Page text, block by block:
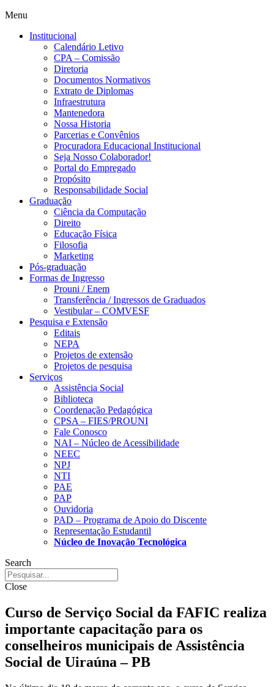
Menu
Institucional
Calendário Letivo
CPA – Comissão
Diretoria
Documentos Normativos
Extrato de Diplomas
Infraestrutura
Mantenedora
Nossa Historia
Parcerias e Convênios
Procuradora Educacional Institucional
Seja Nosso Colaborador!
Portal do Empregado
Propósito
Responsabilidade Social
Graduação
Ciência da Computação
Direito
Educação Física
Filosofia
Marketing
Pós-graduação
Formas de Ingresso
Prouni / Enem
Transferência / Ingressos de Graduados
Vestibular – COMVESF
Pesquisa e Extensão
Editais
NEPA
Projetos de extensão
Projetos de pesquisa
Serviços
Assistência Social
Biblioteca
Coordenação Pedagógica
CPSA – FIES/PROUNI
Fale Conosco
NAI – Núcleo de Acessibilidade
NEEC
NPJ
NTI
PAE
PAP
Ouvidoria
PAD – Programa de Apoio do Discente
Representação Estudantil
Núcleo de Inovação Tecnológica
Search
Close
Curso de Serviço Social da FAFIC realiza
importante capacitação para os
conselheiros municipais de Assistência
Social de Uiraúna – PB